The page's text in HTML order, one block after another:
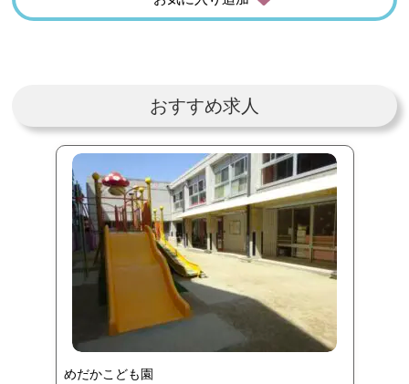
おすすめ求人
めだかこども園